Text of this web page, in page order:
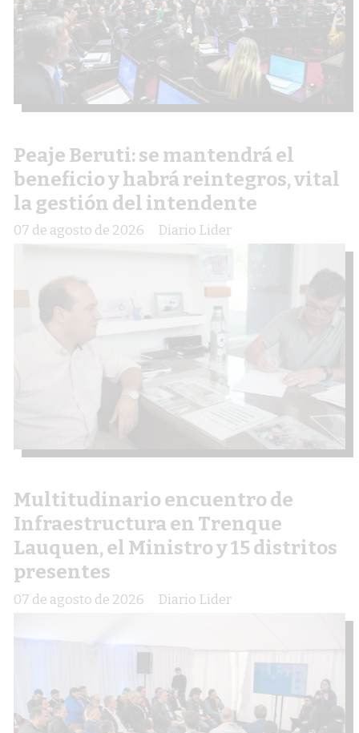
Peaje Beruti: se mantendrá el
beneficio y habrá reintegros, vital
la gestión del intendente
Diario Lider
07 de agosto de 2026
Multitudinario encuentro de
Infraestructura en Trenque
Lauquen, el Ministro y 15 distritos
presentes
Diario Lider
07 de agosto de 2026